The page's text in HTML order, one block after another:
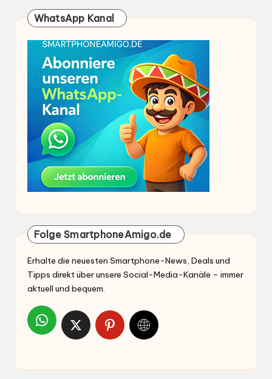
WhatsApp Kanal
Folge SmartphoneAmigo.de
Erhalte die neuesten Smartphone-News, Deals und
Tipps direkt über unsere Social-Media-Kanäle – immer
aktuell und bequem.